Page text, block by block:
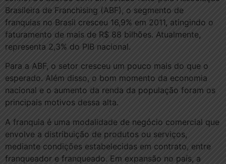
Brasileira de Franchising (ABF), o segmento de
franquias no Brasil cresceu 16,9% em 2011, atingindo o
faturamento de mais de R$ 88 bilhões. Atualmente,
representa 2,3% do PIB nacional.
Para a ABF, o setor cresceu um pouco mais do que o
esperado. Além disso, o bom momento da economia
nacional e o aumento da renda da população foram os
principais motivos dessa alta.
A franquia é uma modalidade de negócio comercial que
envolve a distribuição de produtos ou serviços,
mediante condições estabelecidas em contrato, entre
franqueador e franqueado. Em expansão no país, a